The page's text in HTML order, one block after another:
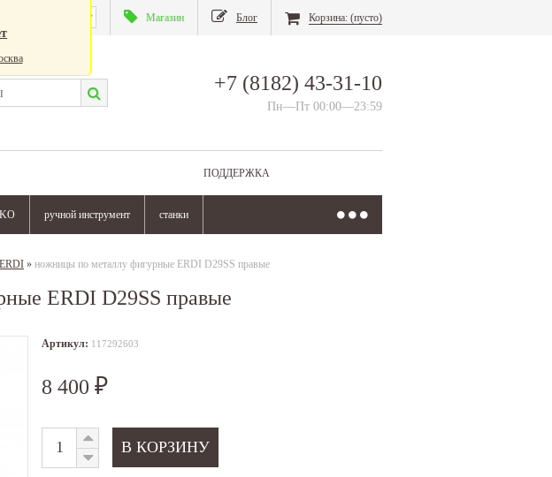
Магазин Блог Корзина: (пусто)
+7 (8182) 43-31-10
Пн—Пт 00:00—23:59
ПОДДЕРЖКА
ручной инструмент станки
» ножницы по металлу фигурные ERDI D29SS правые
ERDI D29SS правые
Артикул: 117292603
8 400 ₽